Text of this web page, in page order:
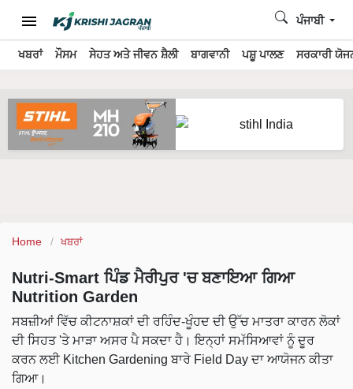
ਖਬਰਾਂ ਮੌਸਮ ਸੇਹਤ ਅਤੇ ਜੀਵਨ ਸ਼ੈਲੀ ਬਾਗਵਾਨੀ ਪਸ਼ੂ ਪਾਲਣ ਸਰਕਾਰੀ
ਪੰਜਾਬੀ
Home ਖਬਰਾਂ
Nutri-Smart ਪਿੰਡ ਮੈਰੀਪੁਰ 'ਚ ਬਣਾਇਆ ਗਿਆ
Nutrition Garden
ਸਬਜ਼ੀਆਂ ਵਿੱਚ ਕੀਟਨਾਸ਼ਕਾਂ ਦੀ ਰਹਿੰਦ-ਖੂੰਹਦ ਦੀ ਉੱਚ ਮਾਤਰਾ ਕਾਰਨ ਲੋਕਾਂ
ਦੀ ਸਿਹਤ 'ਤੇ ਮਾੜਾ ਅਸਰ ਪੈ ਸਕਦਾ ਹੈ। ਇਨ੍ਹਾਂ ਸਮੱਸਿਆਵਾਂ ਨੂੰ ਦੂਰ
ਕਰਨ ਲਈ Kitchen Gardening ਬਾਰੇ Field Day ਦਾ ਆਯੋਜਨ ਕੀਤਾ
ਗਿਆ।